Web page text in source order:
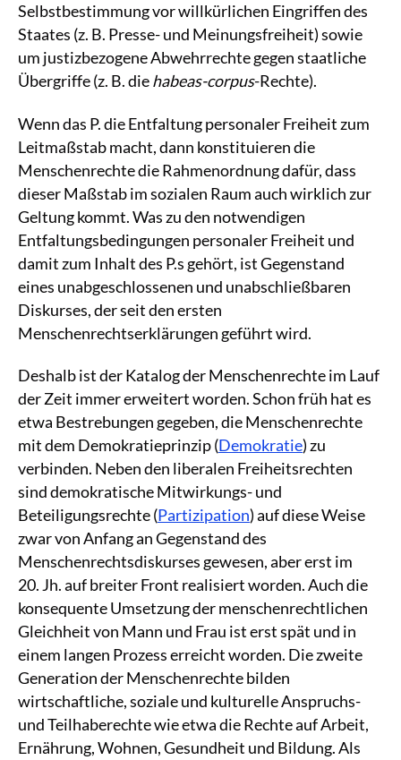
Selbstbestimmung vor willkürlichen Eingriffen des
Staates (z. B. Presse- und Meinungsfreiheit) sowie
um justizbezogene Abwehrrechte gegen staatliche
Übergriffe (z. B. diehabeas-corpus-Rechte).
Wenn das P. die Entfaltung personaler Freiheit zum
Leitmaßstab macht, dann konstituieren die
Menschenrechte die Rahmenordnung dafür, dass
dieser Maßstab im sozialen Raum auch wirklich zur
Geltung kommt. Was zu den notwendigen
Entfaltungsbedingungen personaler Freiheit und
damit zum Inhalt des P.s gehört, ist Gegenstand
eines unabgeschlossenen und unabschließbaren
Diskurses, der seit den ersten
Menschenrechtserklärungen geführt wird.
Deshalb ist der Katalog der Menschenrechte im Lauf
der Zeit immer erweitert worden. Schon früh hat es
etwa Bestrebungen gegeben, die Menschenrechte
mit dem Demokratieprinzip (Demokratie) zu
verbinden. Neben den liberalen Freiheitsrechten
sind demokratische Mitwirkungs- und
Beteiligungsrechte (Partizipation) auf diese Weise
zwar von Anfang an Gegenstand des
Menschenrechtsdiskurses gewesen, aber erst im
20. Jh. auf breiter Front realisiert worden. Auch die
konsequente Umsetzung der menschenrechtlichen
Gleichheit von Mann und Frau ist erst spät und in
einem langen Prozess erreicht worden. Die zweite
Generation der Menschenrechte bilden
wirtschaftliche, soziale und kulturelle Anspruchs-
und Teilhaberechte wie etwa die Rechte auf Arbeit,
Ernährung, Wohnen, Gesundheit und Bildung. Als